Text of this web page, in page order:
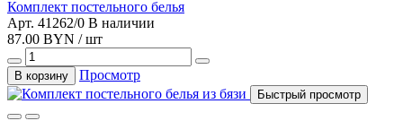
Комплект постельного белья
Арт. 41262/0 В наличии
87.00 BYN / шт
В корзину Просмотр
Быстрый просмотр